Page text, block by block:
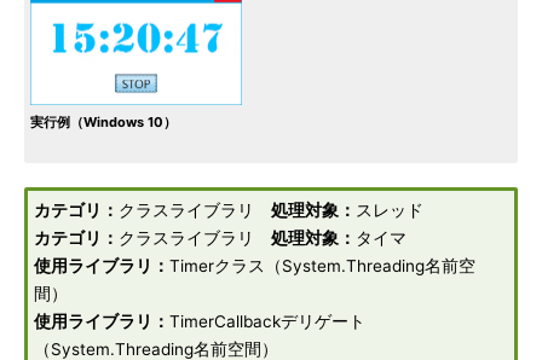
実行例（Windows 10）
カテゴリ： クラスライブラリ 処理対象： スレッド
カテゴリ： クラスライブラリ 処理対象： タイマ
使用ライブラリ： Timerクラス（System.Threading名前空
間）
使用ライブラリ： TimerCallbackデリゲート
（System.Threading名前空間）